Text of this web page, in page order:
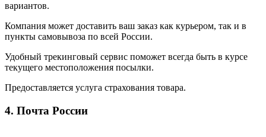
вариантов.
Компания может доставить ваш заказ как курьером, так и в
пункты самовывоза по всей России.
Удобный трекинговый сервис поможет всегда быть в курсе
текущего местоположения посылки.
Предоставляется услуга страхования товара.
4. Почта России